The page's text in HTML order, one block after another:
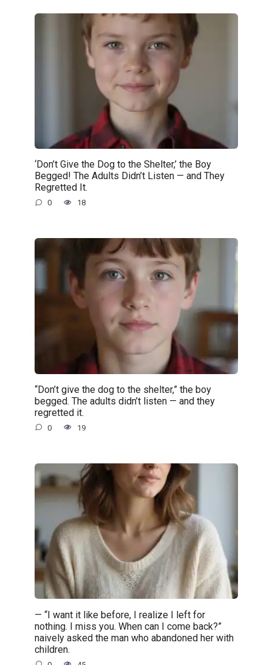
‘Don’t Give the Dog to the Shelter,’ the Boy
Begged! The Adults Didn’t Listen — and They
Regretted It.
0 18
“Don’t give the dog to the shelter,” the boy
begged. The adults didn’t listen — and they
regretted it.
0 19
— “I want it like before, I realize I left for
nothing. I miss you. When can I come back?”
naively asked the man who abandoned her with
children.